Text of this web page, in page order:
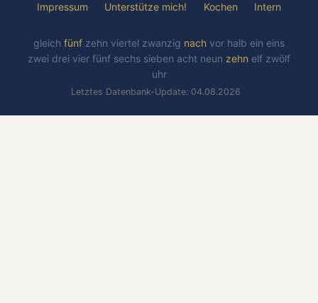
Impressum Unterstütze mich! Kochen Intern
gleich fünf zehn viertel zwanzig nach vor halb ein eins
zwei drei vier fünf sechs sieben acht neun zehn elf zwölf
uhr
Letztes Datenbank-Update: 04.08.2026